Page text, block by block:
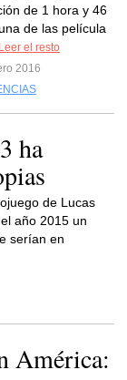
de 1 hora y 46
de las película
Leer el resto
2016
ha
de Lucas
año 2015 un
serían en
América: